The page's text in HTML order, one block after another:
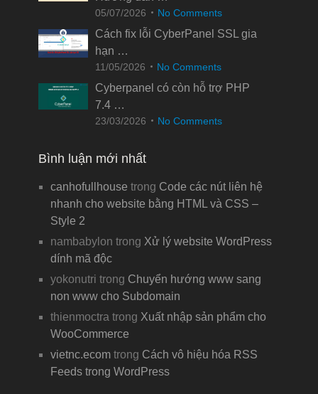
05/07/2026 No Comments
Cách fix lỗi CyberPanel SSL gia
hạn …
11/05/2026 No Comments
Cyberpanel có còn hỗ trợ PHP
7.4 …
23/03/2026 No Comments
Bình luận mới nhất
canhofullhouse trong Code các nút liên hệ
nhanh cho website bằng HTML và CSS –
Style 2
nambabylon trong Xử lý website WordPress
dính mã độc
yokonutri trong Chuyển hướng www sang
non www cho Subdomain
thienmoctratrong Xuất nhập sản phẩm cho
WooCommerce
vietnc.ecomtrong Cách vô hiệu hóa RSS
Feeds trong WordPress